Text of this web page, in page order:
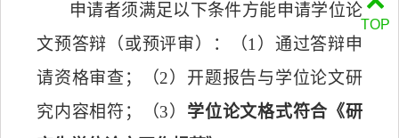
申请者须满足以下条件方能申请学位论
文预答辩（或预评审）：（1 ）通过答辩申
请资格审查；（2）开题报告与学位论文研
究内容相符；（3） 学位论文格式符合《研
TOP